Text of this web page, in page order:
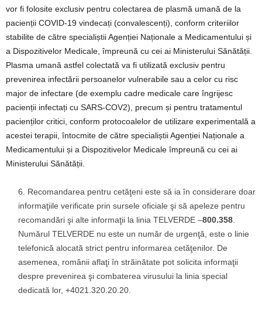
vor fi folosite exclusiv pentru colectarea de plasmă umană de la
pacienții COVID-19 vindecați (convalescenți), conform criteriilor
stabilite de către specialiștii Agenției Naționale a Medicamentului și
a Dispozitivelor Medicale, împreună cu cei ai Ministerului Sănătății.
Plasma umană astfel colectată va fi utilizată exclusiv pentru
prevenirea infectării persoanelor vulnerabile sau a celor cu risc
major de infectare (de exemplu cadre medicale care îngrijesc
pacienții infectați cu SARS-COV2), precum și pentru tratamentul
pacienților critici, conform protocoalelor de utilizare experimentală a
acestei terapii, întocmite de către specialiștii Agenției Naționale a
Medicamentului și a Dispozitivelor Medicale împreună cu cei ai
Ministerului Sănătății.
Recomandarea pentru cetăţeni este să ia în considerare doar
informaţiile verificate prin sursele oficiale şi să apeleze pentru
recomandări şi alte informaţii la linia TELVERDE –800.358
Numărul TELVERDE nu este un număr de urgenţă, este o linie
telefonică alocată strict pentru informarea cetăţenilor. De
asemenea, românii aflaţi în străinătate pot solicita informaţii
despre prevenirea şi combaterea virusului la linia special
dedicată lor, +4021.320.20.20.